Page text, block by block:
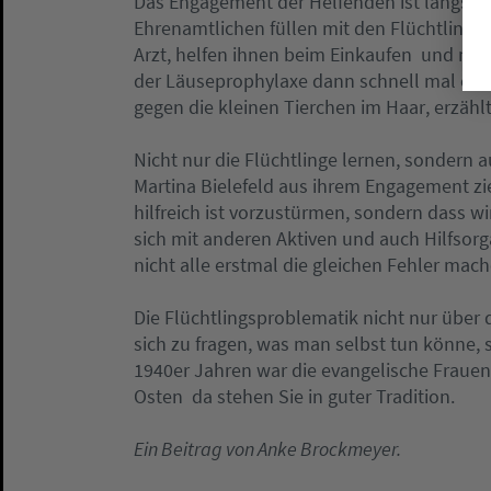
Ehrenamtlichen füllen mit den
Arzt, helfen ihnen beim Einkaufen  und
der Läuseprophylaxe dann schnell mal ein
gegen die kleinen Tierchen im Haar,
Nicht nur die Flüchtlinge lernen, sondern
Martina Bielefeld aus ihrem Engagement
hilfreich ist vorzustürmen, sondern dass
sich mit anderen Aktiven und auch
nicht alle erstmal die gleichen Fehler
Die Flüchtlingsproblematik nicht nur über
sich zu fragen, was man selbst tun könne,
1940er Jahren war die evangelische
Osten  da stehen Sie in guter Tradition.
Ein Beitrag von Anke Brockmeyer.